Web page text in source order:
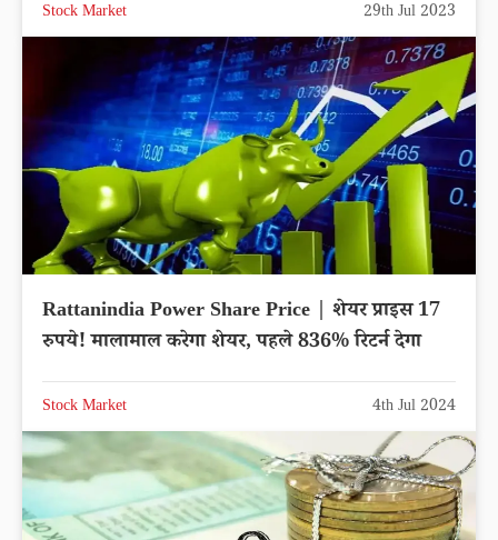
Stock Market 29th Jul 2023
Rattanindia Power Share Price | शेयर प्राइस 17
रुपये! मालामाल करेगा शेयर, पहले 836% रिटर्न देगा
Stock Market 4th Jul 2024